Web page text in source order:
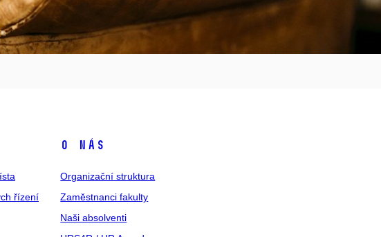
řízení
O nás
Organizační struktura
Zaměstnanci fakulty
Naši absolventi